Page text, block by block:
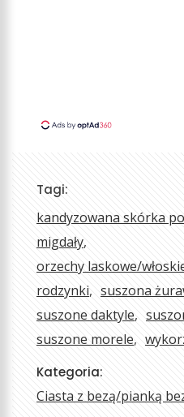
Tagi:
kandyzowana skórka
migdały
orzechy laskowe/
rodzynki
suszona
suszone daktyle
suszone morele
Kategoria:
Ciasta z bezą/pianką